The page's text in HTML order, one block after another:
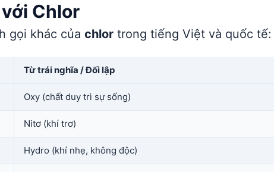
Chlor
gọi khác của chlor trong tiếng Việt và quốc tế:
Từ trái nghĩa / Đối lập
Oxy (chất duy trì sự sống)
Nitơ (khí trơ)
Hydro (khí nhẹ, không độc)